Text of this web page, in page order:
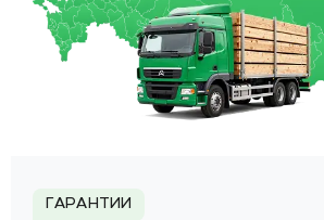
ГАРАНТИИ